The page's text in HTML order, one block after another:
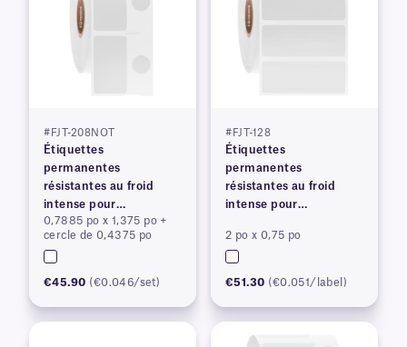
#FJT-208NOT
Étiquettes
permanentes
résistantes au froid
intense pour
imprimantes à transfert
thermique
0,7885 po x 1,375 po +
cercle de 0,4375 po
€45.90 (€0.046/set)
#FJT-128
Étiquettes
permanentes
résistantes au froid
intense pour
thermique
2 po x 0,75 po
€51.30 (€0.051/label)